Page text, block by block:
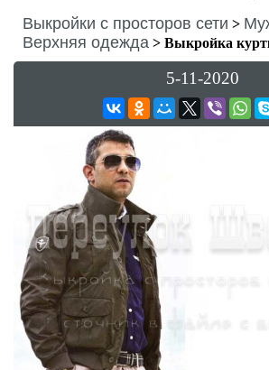
Выкройки с просторов сети >
Верхняя одежда > Выкройка
5-11-2020